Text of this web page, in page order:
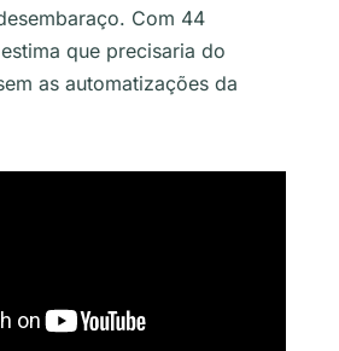
Com 44
que precisaria do
as automatizações da